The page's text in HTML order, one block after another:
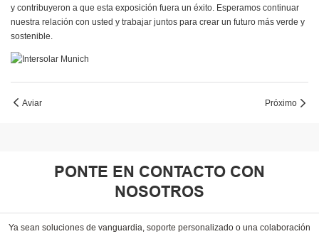
y contribuyeron a que esta exposición fuera un éxito. Esperamos continuar
nuestra relación con usted y trabajar juntos para crear un futuro más verde y
sostenible.
Aviar Próximo
PONTE EN CONTACTO CON
NOSOTROS
Ya sean soluciones de vanguardia, soporte personalizado o una colaboración